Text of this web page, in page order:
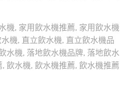
機, 家用飲水機推薦, 家用飲水機
機, 直立飲水機, 直立飲水機品
水機, 落地飲水機品牌, 落地飲水
, 飲水機, 飲水機推薦, 飲水機推薦